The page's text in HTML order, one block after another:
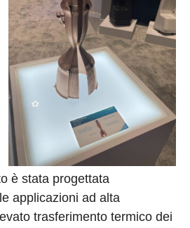
è stata progettata
applicazioni ad alta
trasferimento termico dei